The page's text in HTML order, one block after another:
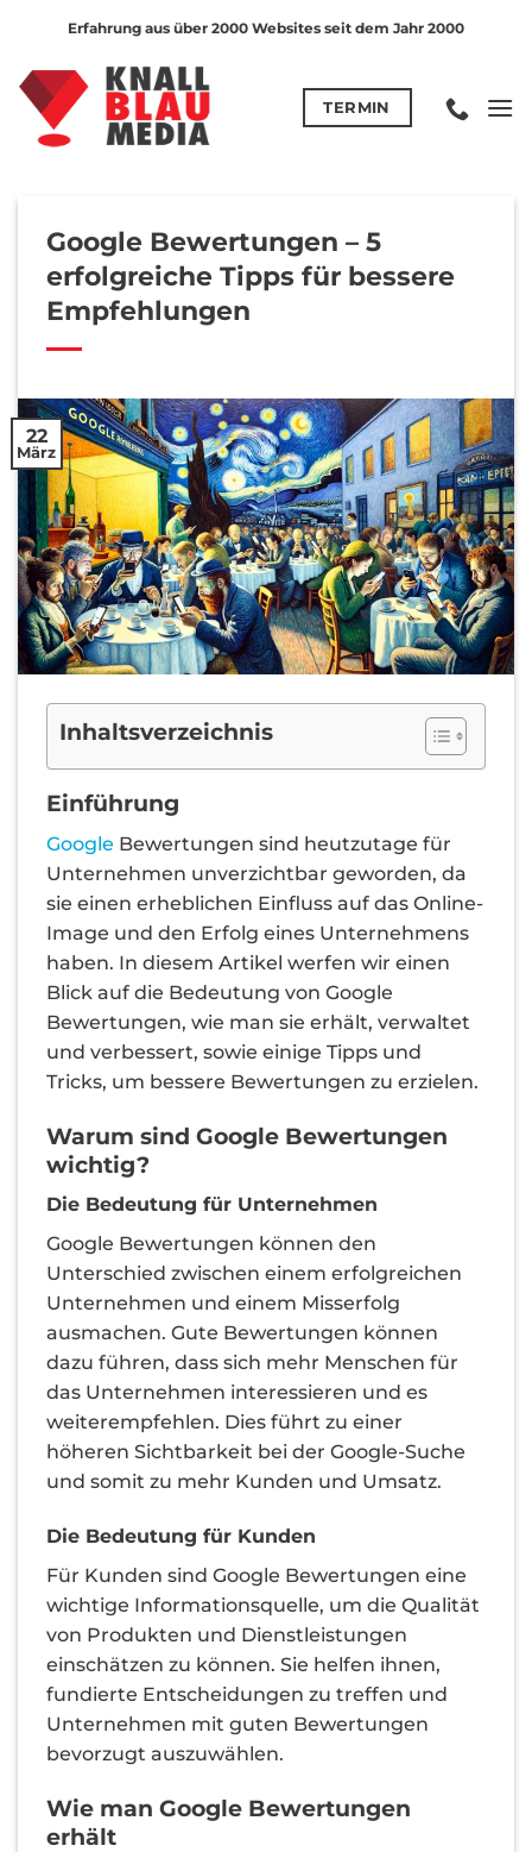
springen
Erfahrung aus über 2000 Websites seit dem Jahr 2000
TERMIN
Google Bewertungen – 5
erfolgreiche Tipps für bessere
Empfehlungen
22
März
Inhaltsverzeichnis
Einführung
Google Bewertungen sind heutzutage für
Unternehmen unverzichtbar geworden, da
sie einen erheblichen Einfluss auf das Online-
Image und den Erfolg eines Unternehmens
haben. In diesem Artikel werfen wir einen
Blick auf die Bedeutung von Google
Bewertungen, wie man sie erhält, verwaltet
und verbessert, sowie einige Tipps und
Tricks, um bessere Bewertungen zu erzielen.
Warum sind Google Bewertungen
wichtig?
Die Bedeutung für Unternehmen
Google Bewertungen können den
Unterschied zwischen einem erfolgreichen
Unternehmen und einem Misserfolg
ausmachen. Gute Bewertungen können
dazu führen, dass sich mehr Menschen für
das Unternehmen interessieren und es
weiterempfehlen. Dies führt zu einer
höheren Sichtbarkeit bei der Google-Suche
und somit zu mehr Kunden und Umsatz.
Die Bedeutung für Kunden
Für Kunden sind Google Bewertungen eine
wichtige Informationsquelle, um die Qualität
von Produkten und Dienstleistungen
einschätzen zu können. Sie helfen ihnen,
fundierte Entscheidungen zu treffen und
Unternehmen mit guten Bewertungen
bevorzugt auszuwählen.
Wie man Google Bewertungen
erhält